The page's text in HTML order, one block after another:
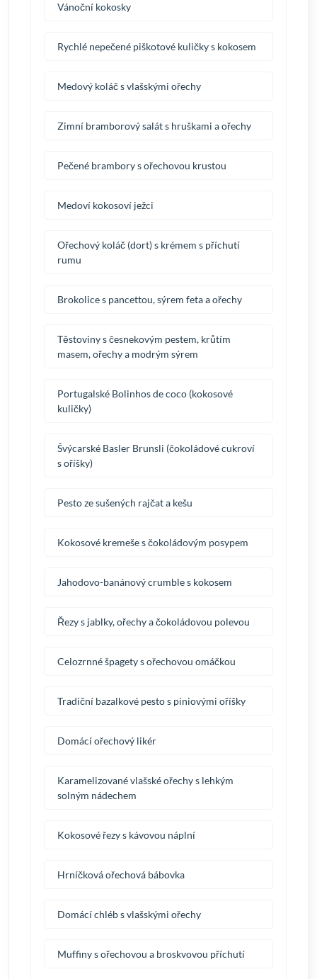
Vánoční kokosky
Rychlé nepečené piškotové kuličky s kokosem
Medový koláč s vlašskými ořechy
Zimní bramborový salát s hruškami a ořechy
Pečené brambory s ořechovou krustou
Medoví kokosoví ježci
Ořechový koláč (dort) s krémem s příchutí
rumu
Brokolice s pancettou, sýrem feta a ořechy
Těstoviny s česnekovým pestem, krůtím
masem, ořechy a modrým sýrem
Portugalské Bolinhos de coco (kokosové
kuličky)
Švýcarské Basler Brunsli (čokoládové cukroví
s oříšky)
Pesto ze sušených rajčat a kešu
Kokosové kremeše s čokoládovým posypem
Jahodovo-banánový crumble s kokosem
Řezy s jablky, ořechy a čokoládovou polevou
Celozrnné špagety s ořechovou omáčkou
Tradiční bazalkové pesto s piniovými oříšky
Domácí ořechový likér
Karamelizované vlašské ořechy s lehkým
solným nádechem
Kokosové řezy s kávovou náplní
Hrníčková ořechová bábovka
Domácí chléb s vlašskými ořechy
Muffiny s ořechovou a broskvovou příchutí